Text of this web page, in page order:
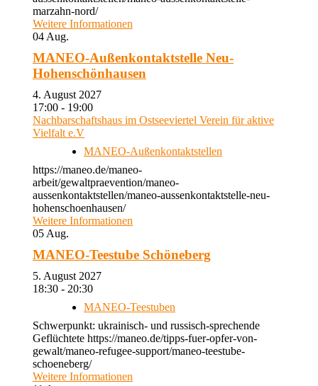
marzahn-nord/
Weitere Informationen
04 Aug.
MANEO-Außenkontaktstelle Neu-
Hohenschönhausen
4. August 2027
17:00 - 19:00
Nachbarschaftshaus im Ostseeviertel Verein für aktive
Vielfalt e.V
MANEO-Außenkontaktstellen
https://maneo.de/maneo-
arbeit/gewaltpraevention/maneo-
aussenkontaktstellen/maneo-aussenkontaktstelle-neu-
hohenschoenhausen/
Weitere Informationen
05 Aug.
MANEO-Teestube Schöneberg
5. August 2027
18:30 - 20:30
MANEO-Teestuben
Schwerpunkt: ukrainisch- und russisch-sprechende
Geflüchtete https://maneo.de/tipps-fuer-opfer-von-
gewalt/maneo-refugee-support/maneo-teestube-
schoeneberg/
Weitere Informationen